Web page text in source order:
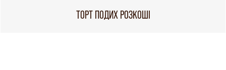
ТОРТ ПОДИХ РОЗКОШІ